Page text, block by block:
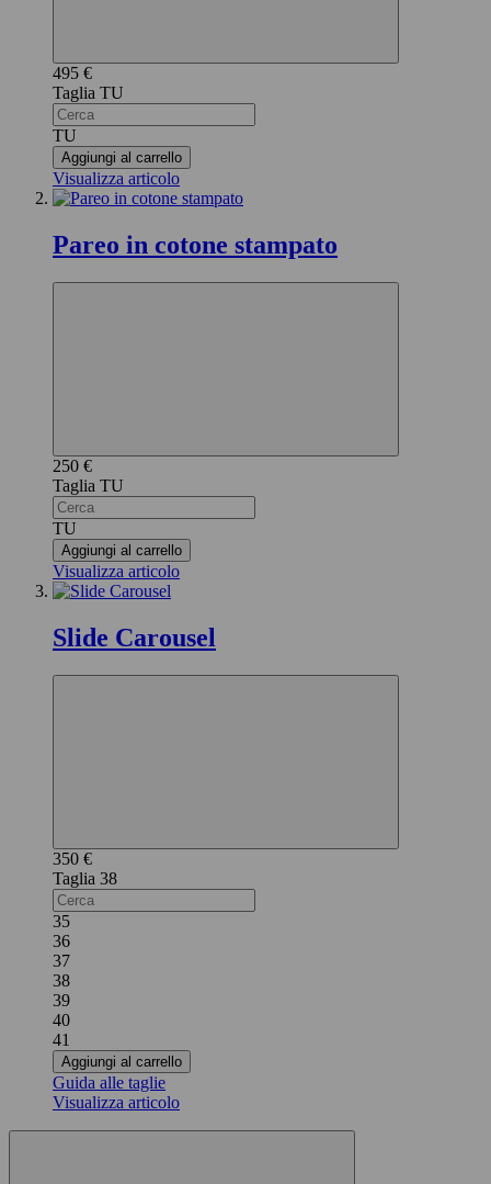
495 €
TU
TU
Aggiungi al carrello
Visualizza articolo
Pareo in cotone stampato
250 €
TU
TU
Aggiungi al carrello
Visualizza articolo
Slide Carousel
350 €
38
35
36
37
38
39
40
41
Aggiungi al carrello
Guida alle taglie
Visualizza articolo